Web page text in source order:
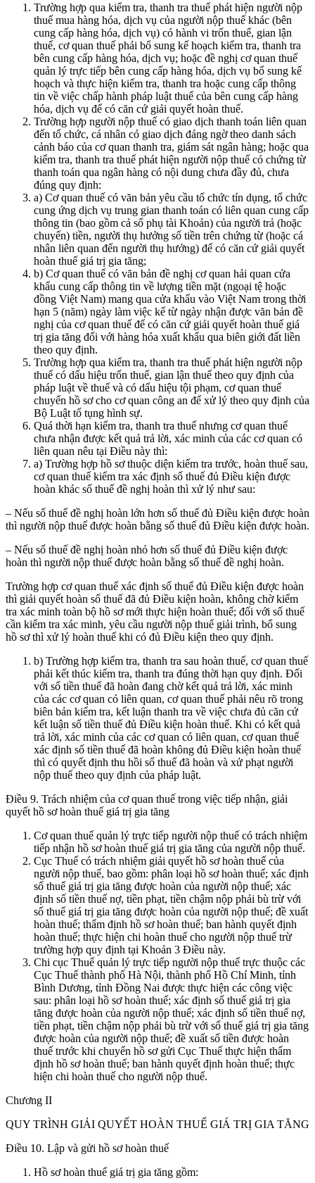
Trường hợp qua kiểm tra, thanh tra thuế phát hiện người nộp
thuế mua hàng hóa, dịch vụ của người nộp thuế khác (bên
cung cấp hàng hóa, dịch vụ) có hành vi trốn thuế, gian lận
thuế, cơ quan thuế phải bổ sung kế hoạch kiểm tra, thanh tra
bên cung cấp hàng hóa, dịch vụ; hoặc đề nghị cơ quan thuế
quản lý trực tiếp bên cung cấp hàng hóa, dịch vụ bổ sung kế
hoạch và thực hiện kiểm tra, thanh tra hoặc cung cấp thông
tin về việc chấp hành pháp luật thuế của bên cung cấp hàng
hóa, dịch vụ để có căn cứ giải quyết hoàn thuế.
Trường hợp người nộp thuế có giao dịch thanh toán liên quan
đến tổ chức, cá nhân có giao dịch đáng ngờ theo danh sách
cảnh báo của cơ quan thanh tra, giám sát ngân hàng; hoặc qua
kiểm tra, thanh tra thuế phát hiện người nộp thuế có chứng từ
thanh toán qua ngân hàng có nội dung chưa đầy đủ, chưa
đúng quy định:
a) Cơ quan thuế có văn bản yêu cầu tổ chức tín dụng, tổ chức
cung ứng dịch vụ trung gian thanh toán có liên quan cung cấp
thông tin (bao gồm cả sổ phụ tài Khoản) của người trả (hoặc
chuyển) tiền, người thụ hưởng số tiền trên chứng từ (hoặc cá
nhân liên quan đến người thụ hưởng) để có căn cứ giải quyết
hoàn thuế giá trị gia tăng;
b) Cơ quan thuế có văn bản đề nghị cơ quan hải quan cửa
khẩu cung cấp thông tin về lượng tiền mặt (ngoại tệ hoặc
đồng Việt Nam) mang qua cửa khẩu vào Việt Nam trong thời
hạn 5 (năm) ngày làm việc kể từ ngày nhận được văn bản đề
nghị của cơ quan thuế để có căn cứ giải quyết hoàn thuế giá
trị gia tăng đối với hàng hóa xuất khẩu qua biên giới đất liền
theo quy định.
Trường hợp qua kiểm tra, thanh tra thuế phát hiện người nộp
thuế có dấu hiệu trốn thuế, gian lận thuế theo quy định của
pháp luật về thuế và có dấu hiệu tội phạm, cơ quan thuế
chuyển hồ sơ cho cơ quan công an để xử lý theo quy định của
Bộ Luật tố tụng hình sự.
Quá thời hạn kiểm tra, thanh tra thuế nhưng cơ quan thuế
chưa nhận được kết quả trả lời, xác minh của các cơ quan có
liên quan nêu tại Điều này thì:
a) Trường hợp hồ sơ thuộc diện kiểm tra trước, hoàn thuế sau,
cơ quan thuế kiểm tra xác định số thuế đủ Điều kiện được
hoàn khác số thuế đề nghị hoàn thì xử lý như sau:
– Nếu số thuế đề nghị hoàn lớn hơn số thuế đủ Điều kiện được hoàn
thì người nộp thuế được hoàn bằng số thuế đủ Điều kiện được hoàn.
– Nếu số thuế đề nghị hoàn nhỏ hơn số thuế đủ Điều kiện được
hoàn thì người nộp thuế được hoàn bằng số thuế đề nghị hoàn.
Trường hợp cơ quan thuế xác định số thuế đủ Điều kiện được hoàn
thì giải quyết hoàn số thuế đã đủ Điều kiện hoàn, không chờ kiểm
tra xác minh toàn bộ hồ sơ mới thực hiện hoàn thuế; đối với số thuế
cần kiểm tra xác minh, yêu cầu người nộp thuế giải trình, bổ sung
hồ sơ thì xử lý hoàn thuế khi có đủ Điều kiện theo quy định.
b) Trường hợp kiểm tra, thanh tra sau hoàn thuế, cơ quan thuế
phải kết thúc kiểm tra, thanh tra đúng thời hạn quy định. Đối
với số tiền thuế đã hoàn đang chờ kết quả trả lời, xác minh
của các cơ quan có liên quan, cơ quan thuế phải nêu rõ trong
biên bản kiểm tra, kết luận thanh tra về việc chưa đủ căn cứ
kết luận số tiền thuế đủ Điều kiện hoàn thuế. Khi có kết quả
trả lời, xác minh của các cơ quan có liên quan, cơ quan thuế
xác định số tiền thuế đã hoàn không đủ Điều kiện hoàn thuế
thì có quyết định thu hồi số thuế đã hoàn và xử phạt người
nộp thuế theo quy định của pháp luật.
Điều 9. Trách nhiệm của cơ quan thuế trong việc tiếp nhận, giải
quyết hồ sơ hoàn thuế giá trị gia tăng
Cơ quan thuế quản lý trực tiếp người nộp thuế có trách nhiệm
tiếp nhận hồ sơ hoàn thuế giá trị gia tăng của người nộp thuế.
Cục Thuế có trách nhiệm giải quyết hồ sơ hoàn thuế của
người nộp thuế, bao gồm: phân loại hồ sơ hoàn thuế; xác định
số thuế giá trị gia tăng được hoàn của người nộp thuế; xác
định số tiền thuế nợ, tiền phạt, tiền chậm nộp phải bù trừ với
số thuế giá trị gia tăng được hoàn của người nộp thuế; đề xuất
hoàn thuế; thẩm định hồ sơ hoàn thuế; ban hành quyết định
hoàn thuế; thực hiện chi hoàn thuế cho người nộp thuế trừ
trường hợp quy định tại Khoản 3 Điều này.
Chi cục Thuế quản lý trực tiếp người nộp thuế trực thuộc các
Cục Thuế thành phố Hà Nội, thành phố Hồ Chí Minh, tỉnh
Bình Dương, tỉnh Đồng Nai được thực hiện các công việc
sau: phân loại hồ sơ hoàn thuế; xác định số thuế giá trị gia
tăng được hoàn của người nộp thuế; xác định số tiền thuế nợ,
tiền phạt, tiền chậm nộp phải bù trừ với số thuế giá trị gia tăng
được hoàn của người nộp thuế; đề xuất số tiền được hoàn
thuế trước khi chuyển hồ sơ gửi Cục Thuế thực hiện thẩm
định hồ sơ hoàn thuế; ban hành quyết định hoàn thuế; thực
hiện chi hoàn thuế cho người nộp thuế.
Chương II
QUY TRÌNH GIẢI QUYẾT HOÀN THUẾ GIÁ TRỊ GIA TĂNG
Điều 10. Lập và gửi hồ sơ hoàn thuế
Hồ sơ hoàn thuế giá trị gia tăng gồm: